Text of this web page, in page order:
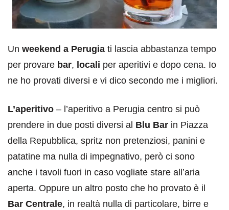
Un weekend a Perugia ti lascia abbastanza tempo
per provare bar, locali per aperitivi e dopo cena. Io
ne ho provati diversi e vi dico secondo me i migliori.
L’aperitivo – l’aperitivo a Perugia centro si può
prendere in due posti diversi al Blu Bar in Piazza
della Repubblica, spritz non pretenziosi, panini e
patatine ma nulla di impegnativo, però ci sono
anche i tavoli fuori in caso vogliate stare all’aria
aperta. Oppure un altro posto che ho provato è il
Bar Centrale, in realtà nulla di particolare, birre e